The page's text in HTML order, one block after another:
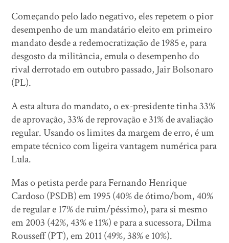
Começando pelo lado negativo, eles repetem o pior
desempenho de um mandatário eleito em primeiro
mandato desde a redemocratização de 1985 e, para
desgosto da militância, emula o desempenho do
rival derrotado em outubro passado, Jair Bolsonaro
(PL).
A esta altura do mandato, o ex-presidente tinha 33%
de aprovação, 33% de reprovação e 31% de avaliação
regular. Usando os limites da margem de erro, é um
empate técnico com ligeira vantagem numérica para
Lula.
Mas o petista perde para Fernando Henrique
Cardoso (PSDB) em 1995 (40% de ótimo/bom, 40%
de regular e 17% de ruim/péssimo), para si mesmo
em 2003 (42%, 43% e 11%) e para a sucessora, Dilma
Rousseff (PT), em 2011 (49%, 38% e 10%).